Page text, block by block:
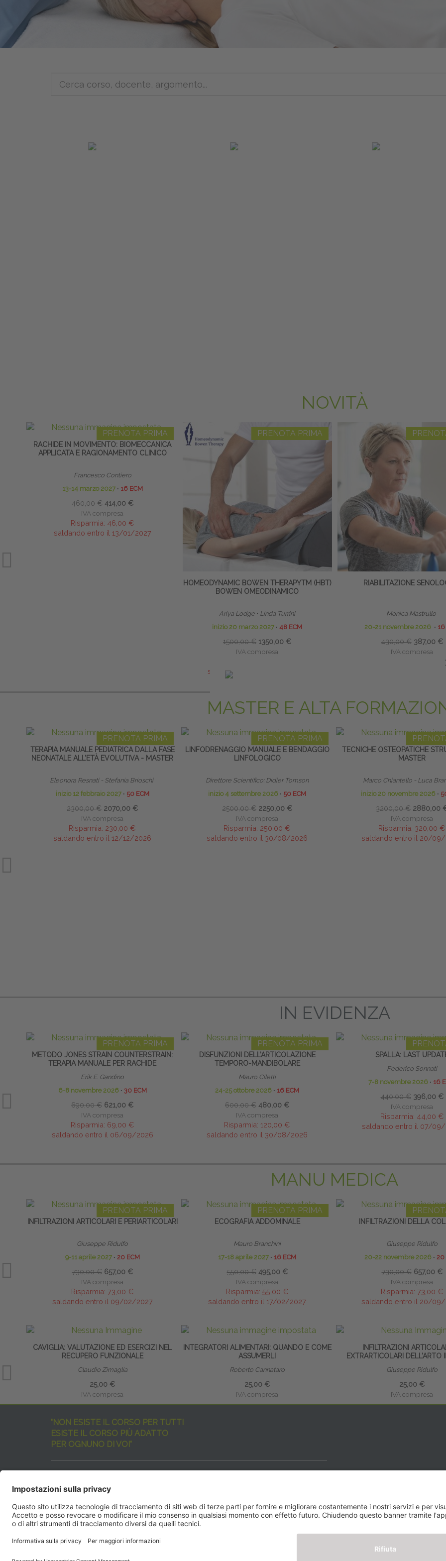
NOVITÀ
PRENOTA PRIMA
RACHIDE IN MOVIMENTO: BIOMECCANICA
APPLICATA E RAGIONAMENTO CLINICO
Francesco Contiero
13-14 marzo 2027 ∙ 16 ECM
460,00 € 414,00 €
IVA compresa
Risparmia: 46,00 €
saldando entro il 13/01/2027
PRENOTA PRIMA
HOMEODYNAMIC BOWEN THERAPYTM (HBT)
BOWEN OMEODINAMICO
Ariya Lodge ∙ Linda Turrini
inizio 20 marzo 2027 ∙ 48 ECM
1500,00 € 1350,00 €
IVA compresa
saldando entro il 20/01/2027
RIABILITAZIONE
Monica Mastrullo
20-21 novembre 2026 ∙ 16
430,00 € 387,00 €
IVA compresa
saldando entro il 20/
MASTER E ALTA
PRENOTA PRIMA
TERAPIA MANUALE PEDIATRICA DALLA FASE
NEONATALE ALL’ETÀ EVOLUTIVA - MASTER
Eleonora Resnati - Stefania Brioschi
inizio 12 febbraio 2027 ∙ 50 ECM
2300,00 € 2070,00 €
IVA compresa
Risparmia: 230,00 €
saldando entro il 12/12/2026
PRENOTA PRIMA
LINFODRENAGGIO MANUALE E BENDAGGIO
LINFOLOGICO
Direttore Scientifico: Didier Tomson
inizio 4 settembre 2026 ∙ 50 ECM
2500,00 € 2250,00 €
IVA compresa
Risparmia: 250,00 €
saldando entro il 30/08/2026
TECNICHE OSTEOPATICHE
MASTER
Marco Chiantello - Luca
inizio 20 novembre 2026 ∙
3200,00 € 2880,00
IVA compresa
Risparmia: 320,00 €
saldando entro il 20/09/
IN EVIDENZA
PRENOTA PRIMA
METODO JONES STRAIN COUNTERSTRAIN:
TERAPIA MANUALE PER RACHIDE
Erik E. Gandino
6-8 novembre 2026 ∙ 30 ECM
690,00 € 621,00 €
IVA compresa
Risparmia: 69,00 €
saldando entro il 06/09/2026
PRENOTA PRIMA
DISFUNZIONI DELL’ARTICOLAZIONE
TEMPORO-MANDIBOLARE
Mauro Ciletti
24-25 ottobre 2026 ∙ 16 ECM
600,00 € 480,00 €
IVA compresa
Risparmia: 120,00 €
saldando entro il 30/08/2026
SPALLA: LAST
Federico Sonnati
7-8 novembre 2026 ∙ 16
440,00 € 396,00 €
IVA compresa
Risparmia: 44,00 €
saldando entro il 07/
MANU MEDICA
PRENOTA PRIMA
INFILTRAZIONI ARTICOLARI E PERIARTICOLARI
Giuseppe Ridulfo
9-11 aprile 2027 ∙ 20 ECM
730,00 € 657,00 €
IVA compresa
Risparmia: 73,00 €
saldando entro il 09/02/2027
PRENOTA PRIMA
ECOGRAFIA ADDOMINALE
Mauro Branchini
17-18 aprile 2027 ∙ 16 ECM
550,00 € 495,00 €
IVA compresa
Risparmia: 55,00 €
saldando entro il 17/02/2027
INFILTRAZIONI DELLA
Giuseppe Ridulfo
20-22 novembre 2026 ∙ 20
730,00 € 657,00 €
IVA compresa
Risparmia: 73,00 €
saldando entro il 20/09/
CAVIGLIA: VALUTAZIONE ED ESERCIZI NEL
RECUPERO FUNZIONALE
Claudio Zimaglia
25,00 €
IVA compresa
INTEGRATORI ALIMENTARI: QUANDO E COME
ASSUMERLI
Roberto Cannataro
25,00 €
IVA compresa
INFILTRAZIONI
EXTRARTICOLARI DELL’ARTO
Giuseppe Ridulfo
25,00 €
IVA compresa
"NON ESISTE IL CORSO PER TUTTI
ESISTE IL CORSO PIÙ ADATTO
PER OGNUNO DI VOI"
ma rispondenti a diverse esigenze formative
e di aggiornamento professionale.
EdiAcademyvuole aiutarvi nella scelta dell’evento ideale
SEGUICI QUI: